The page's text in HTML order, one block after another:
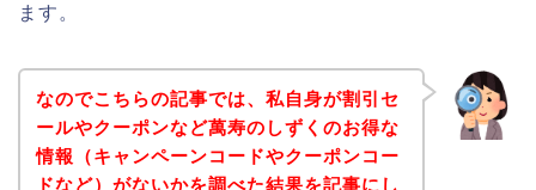
ます。
なのでこちらの記事では、私自身が割引セ
ールやクーポンなど萬寿のしずくのお得な
情報（キャンペーンコードやクーポンコー
ドなど）がないかを調べた結果を記事にし